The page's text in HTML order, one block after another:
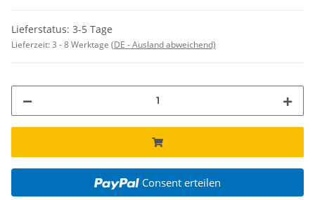
Lieferstatus: 3-5 Tage
Lieferzeit:3 - 8 Werktage (DE - Ausland abweichend)
Consent erteilen